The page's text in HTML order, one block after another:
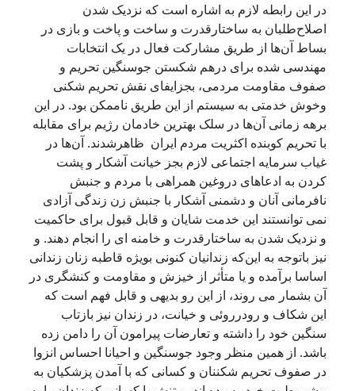
این رابطه لازم به اشاره است که نزدیک شدن
به ساختارقدرت و ساخت و پاخت و بازی در
آن‌ها از طریق مشارکت فعال در یک انتخابات
شده برای درهم شکستن جوسنگین تحریم و
مقاومت مردمی، بجزایفای نقش تحریم شکنی
خدمتی به سیستم از این طریق ناممکن بود. در این
زمانی آن‌ها در سلک بهترین خادمان رژیم برای مقابله
تحریم کوبنده اکثریت مردم ایران ظاهرشدند. آن‌ها در
سرمایه اجتماعی لازم بجز خیانت آشکار و پشت
به ادعاهای دروغین همراهی با مردم و جنبش
آنان و دشمنی آشکار با جنبش زن زندگی آزادی
توانستند این خدمت شایان و قابل قبول برای حاکمیت
نزدیک شدن به ساختارقدرت و خامنه ای را انجام دهند. و
باتوجه به این‌که زندانیان کنونی بویژه قاطبه زنان زندانی
برآمده و یا متأثر از خیزش و مقاومت و کنشگری در
بشمار می روند، از این رو بدیهی و قابل فهم است که
شکاف و رودرروئی و خیانت، در زندان نیز بازتاب
خود را داشته و تعارضات پیرامون آن را دامن زده
از همین منظر وجود جوسنگین و احیانا احساس انزوا
صفوف تحریم شکننان و کسانی که با آمدن پزشکیان به